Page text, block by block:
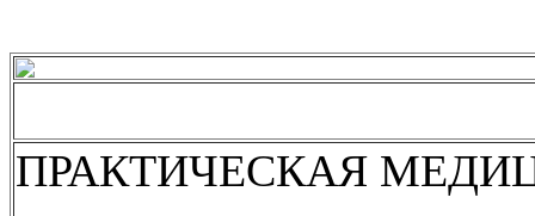
ПРАКТИЧЕСКАЯ